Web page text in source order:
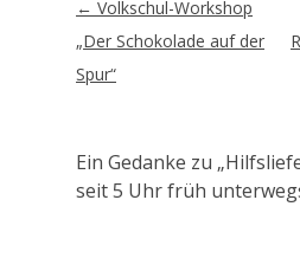
Artikel-
Navigation
← Volkschul-Workshop
„Der Schokolade auf der
Spur“
Ein Gedanke zu „
seit 5 Uhr früh